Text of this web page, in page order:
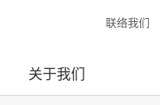
联络我们
关于我们